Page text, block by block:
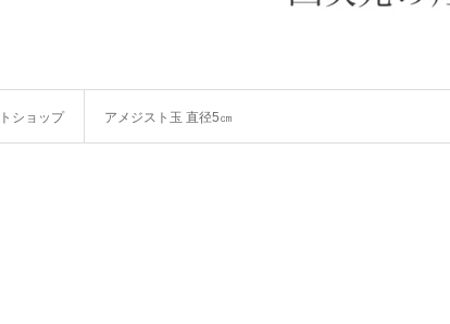
ショップ アメジスト玉 直径5㎝